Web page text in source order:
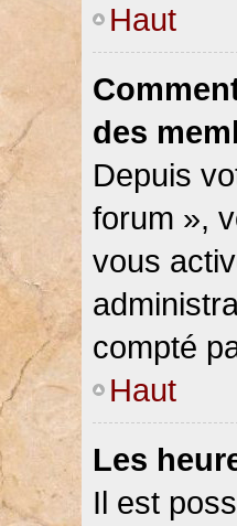
Haut
des
Depuis
forum »,
vous
compté
Haut
Les
Il est